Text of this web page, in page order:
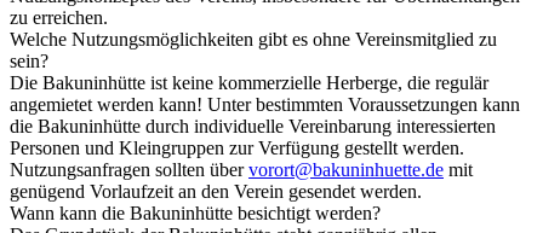
zu erreichen.
Welche Nutzungsmöglichkeiten gibt es ohne Vereinsmitglied zu
sein?
Die Bakuninhütte ist keine kommerzielle Herberge, die regulär
angemietet werden kann! Unter bestimmten Voraussetzungen kann
die Bakuninhütte durch individuelle Vereinbarung interessierten
Personen und Kleingruppen zur Verfügung gestellt werden.
Nutzungsanfragen sollten übervorort@bakuninhuette.de mit
genügend Vorlaufzeit an den Verein gesendet werden.
Wann kann die Bakuninhütte besichtigt werden?